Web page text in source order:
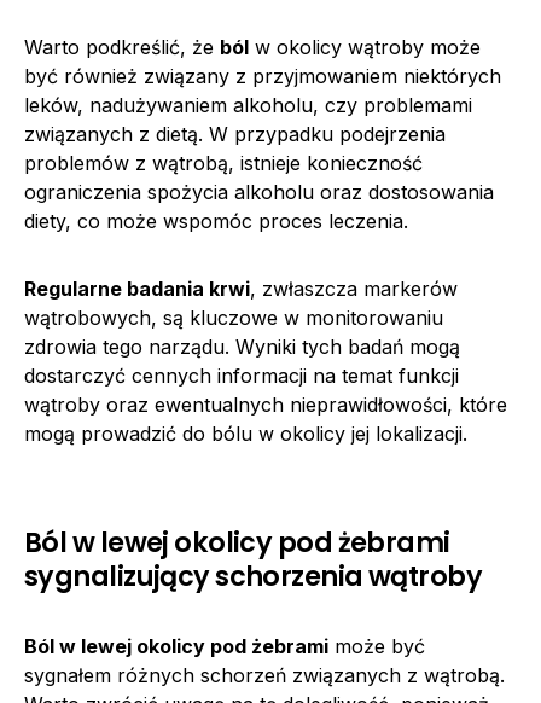
Warto podkreślić, że ból w okolicy wątroby może
być również związany z przyjmowaniem niektórych
leków, nadużywaniem alkoholu, czy problemami
związanych z dietą. W przypadku podejrzenia
problemów z wątrobą, istnieje konieczność
ograniczenia spożycia alkoholu oraz dostosowania
diety, co może wspomóc proces leczenia.
Regularne badania krwi, zwłaszcza markerów
wątrobowych, są kluczowe w monitorowaniu
zdrowia tego narządu. Wyniki tych badań mogą
dostarczyć cennych informacji na temat funkcji
wątroby oraz ewentualnych nieprawidłowości, które
mogą prowadzić do bólu w okolicy jej lokalizacji.
Ból w lewej okolicy pod żebrami
sygnalizujący schorzenia wątroby
Ból w lewej okolicy pod żebrami może być
sygnałem różnych schorzeń związanych z wątrobą.